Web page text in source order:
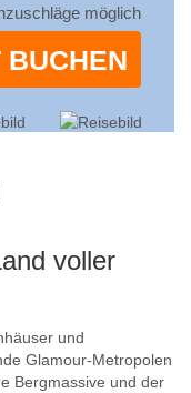
möglich
BUCHEN
voller
und
Glamour-Metropolen
Bergmassive und der